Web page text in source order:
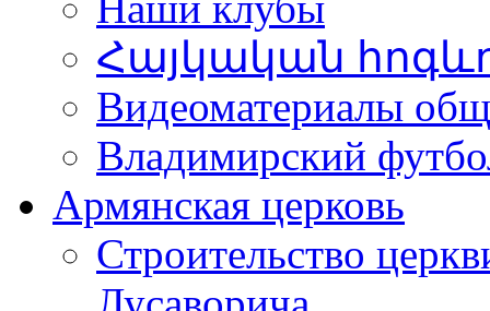
Հայկական
Видеоматериалы
Владимирский
Армянская церковь
Строительство